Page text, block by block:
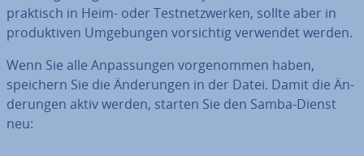
praktisch in Heim- oder Test­netz­wer­ken, sollte aber in
pro­duk­ti­ven Um­ge­bun­gen vor­sich­tig verwendet werden.
Wenn Sie alle An­pas­sun­gen vor­ge­nom­men haben,
speichern Sie die Än­de­run­gen in der Datei. Damit die Än­
de­run­gen aktiv werden, starten Sie den Samba-Dienst
neu: